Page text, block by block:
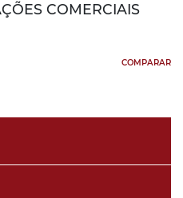
COMERCIAIS
COMPARAR